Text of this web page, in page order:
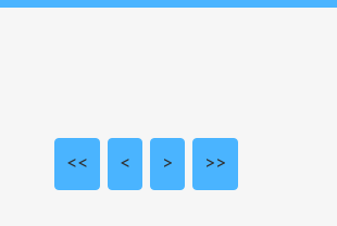
<< < > >>